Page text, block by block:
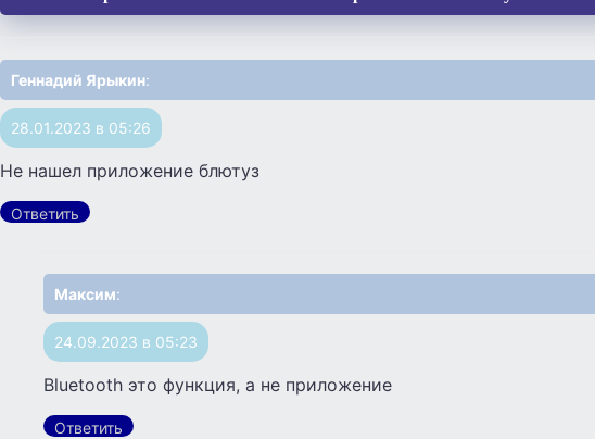
Геннадий Ярыкин:
28.01.2023 в 05:26
Не нашел приложение блютуз
Ответить
Максим:
24.09.2023 в 05:23
Bluetooth это функция, а не приложение
Ответить